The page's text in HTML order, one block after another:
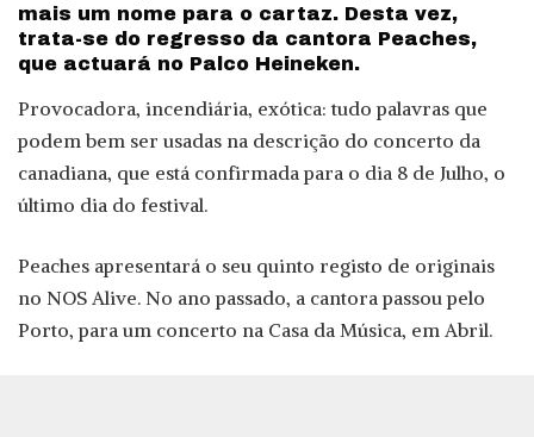
mais um nome para o cartaz. Desta vez,
trata-se do regresso da cantora Peaches,
que actuará no Palco Heineken.
Provocadora, incendiária, exótica: tudo palavras que
podem bem ser usadas na descrição do concerto da
canadiana, que está confirmada para o dia 8 de Julho, o
último dia do festival.
Peaches apresentará o seu quinto registo de originais
no NOS Alive. No ano passado, a cantora passou pelo
Porto, para um concerto na Casa da Música, em Abril.